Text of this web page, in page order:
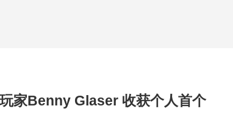
家Benny Glaser 收获个人首个